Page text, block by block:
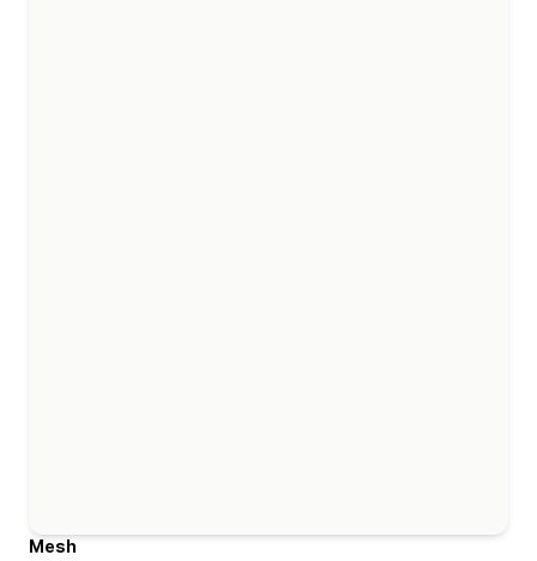
Mesh